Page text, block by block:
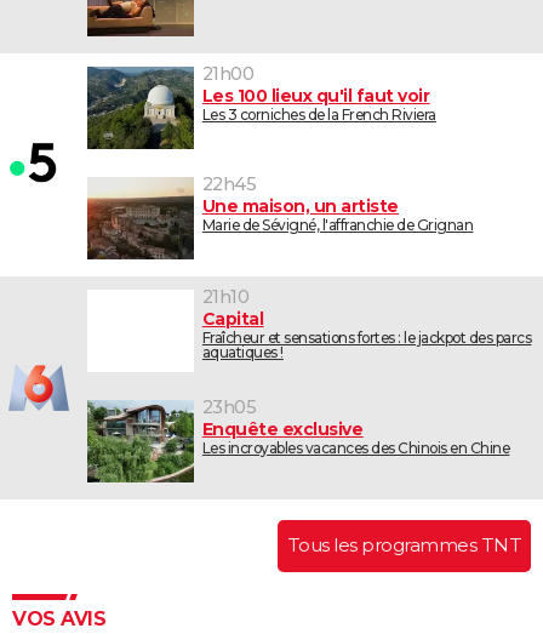
21h00
Les 100 lieux qu'il faut voir
Les 3 corniches de la French Riviera
22h45
Une maison, un artiste
Marie de Sévigné, l'affranchie de Grignan
21h10
Capital
Fraîcheur et sensations fortes : le jackpot des parcs
aquatiques !
23h05
Enquête exclusive
Les incroyables vacances des Chinois en Chine
Tous les programmes TNT
VOS AVIS